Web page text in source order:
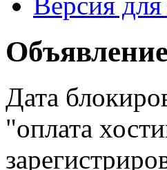
Объявление
Дата
"оплата